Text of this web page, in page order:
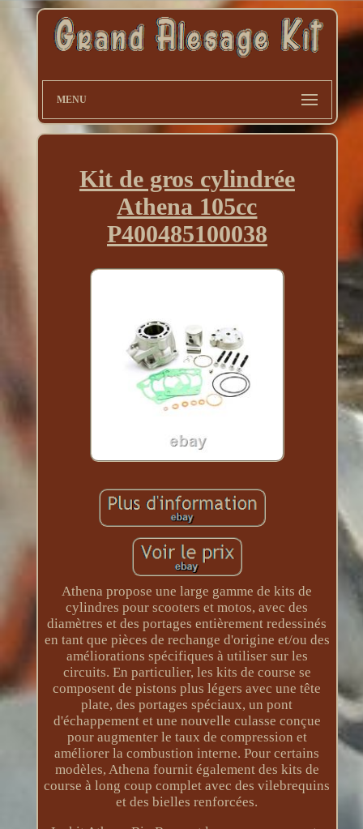
MENU
Kit de gros cylindrée
Athena 105cc
P400485100038
Athena propose une large gamme de kits de
cylindres pour scooters et motos, avec des
diamètres et des portages entièrement redessinés
en tant que pièces de rechange d'origine et/ou des
améliorations spécifiques à utiliser sur les
circuits. En particulier, les kits de course se
composent de pistons plus légers avec une tête
plate, des portages spéciaux, un pont
d'échappement et une nouvelle culasse conçue
pour augmenter le taux de compression et
améliorer la combustion interne. Pour certains
modèles, Athena fournit également des kits de
course à long coup complet avec des vilebrequins
et des bielles renforcées.